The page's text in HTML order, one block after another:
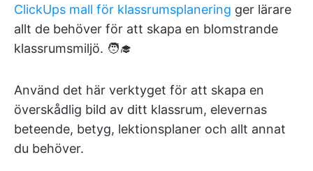
ClickUps mall för klassrumsplanering ger lärare
allt de behöver för att skapa en blomstrande
klassrumsmiljö. 🧑‍🎓
Använd det här verktyget för att skapa en
överskådlig bild av ditt klassrum, elevernas
beteende, betyg, lektionsplaner och allt annat
du behöver.